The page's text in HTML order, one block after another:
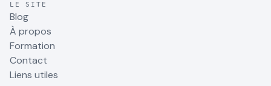
LE SITE
Blog
À propos
Formation
Contact
Liens utiles